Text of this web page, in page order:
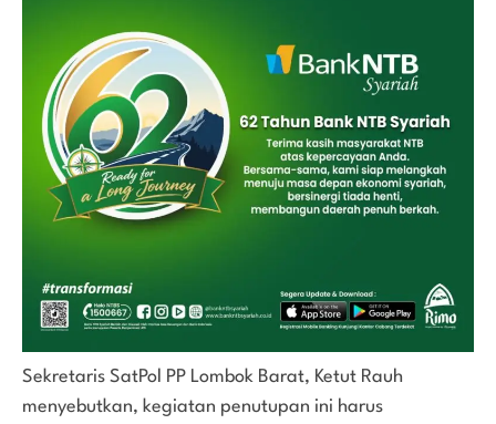
Sekretaris SatPol PP Lombok Barat, Ketut Rauh
menyebutkan, kegiatan penutupan ini harus